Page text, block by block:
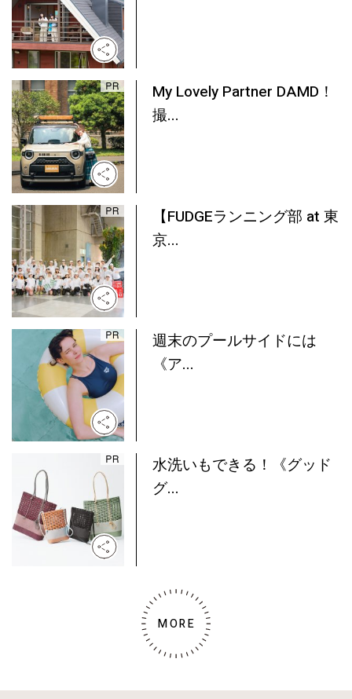
My Lovely Partner DAMD！
撮...
【FUDGEランニング部 at 東
京...
週末のプールサイドには
《ア...
水洗いもできる！《グッド
グ...
MORE